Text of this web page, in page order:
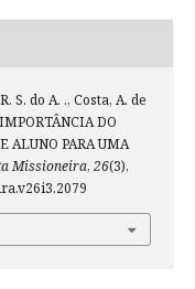
S. do A. ., Costa, A. de
DO
ALUNO PARA UMA
Missioneira, 26(3),